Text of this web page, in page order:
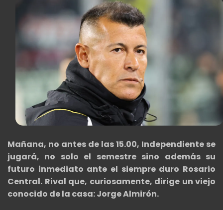
Mañana, no antes de las 15.00, Independiente se
jugará, no solo el semestre sino además su
futuro inmediato ante el siempre duro Rosario
Central. Rival que, curiosamente, dirige un viejo
conocido de la casa: Jorge Almirón.